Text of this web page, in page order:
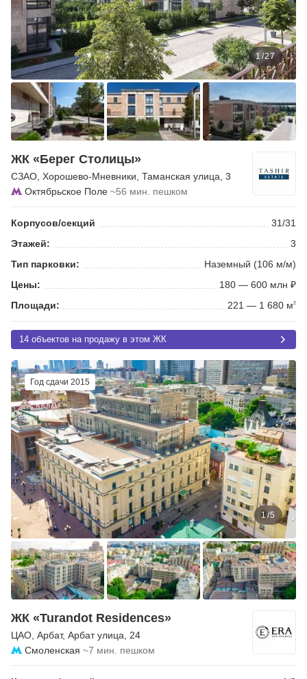
1 /27
ЖК «Берег Столицы»
СЗАО Хорошево-Мневники Таманская улица , 3
Октябрьское Поле ~56 мин. пешком
Корпусов/секций
31/31
Этажей:
3
Тип парковки:
Наземный (106 м/м)
Цены:
180 — 600 млн ₽
Площади:
221 — 1 680 м2
14 объектов на продажу в этом ЖК
Год сдачи 2015
1/5
ЖК «Turandot Residences»
ЦАО Арбат, Арбат улица , 24
Смоленская ~7 мин. пешком